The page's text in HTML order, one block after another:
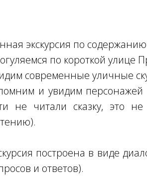
экскурсия по
по короткой улице
современные уличные
и увидим персонажей
не читали сказку, это
построена в виде
и ответов).